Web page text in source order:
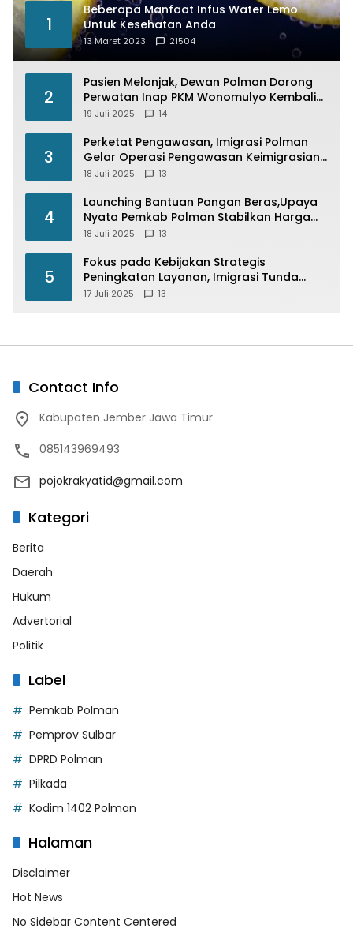
1
Beberapa Manfaat Infus Water Lemo
Untuk Kesehatan Anda
13 Maret 2023 21504
2
Pasien Melonjak, Dewan Polman Dorong
Perwatan Inap PKM Wonomulyo Kembali
di Fungsikan
19 Juli 2025 14
3
Perketat Pengawasan, Imigrasi Polman
Gelar Operasi Pengawasan Keimigrasian
“Wirawaspada” Serentak disemua Daerah
18 Juli 2025 13
4
Launching Bantuan Pangan Beras,Upaya
Nyata Pemkab Polman Stabilkan Harga
Beras
18 Juli 2025 13
5
Fokus pada Kebijakan Strategis
Peningkatan Layanan, Imigrasi Tunda
Paspor Desain Merah Putih
17 Juli 2025 13
Contact Info
Kabupaten Jember Jawa Timur
085143969493
pojokrakyatid@gmail.com
Kategori
Berita
Daerah
Hukum
Advertorial
Politik
Label
Pemkab Polman
Pemprov Sulbar
DPRD Polman
Pilkada
Kodim 1402 Polman
Halaman
Disclaimer
Hot News
No Sidebar Content Centered